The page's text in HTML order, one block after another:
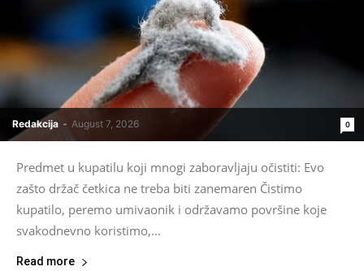
Redakcija - August 7, 2026 0
Predmet u kupatilu koji mnogi zaboravljaju očistiti: Evo
zašto držač četkica ne treba biti zanemaren Čistimo
kupatilo, peremo umivaonik i održavamo površine koje
svakodnevno koristimo,...
Read more